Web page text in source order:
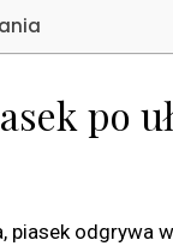
po
piasek